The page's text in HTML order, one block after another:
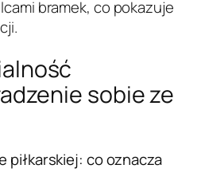
bramek, co pokazuje
sobie ze
piłkarskiej: co oznacza